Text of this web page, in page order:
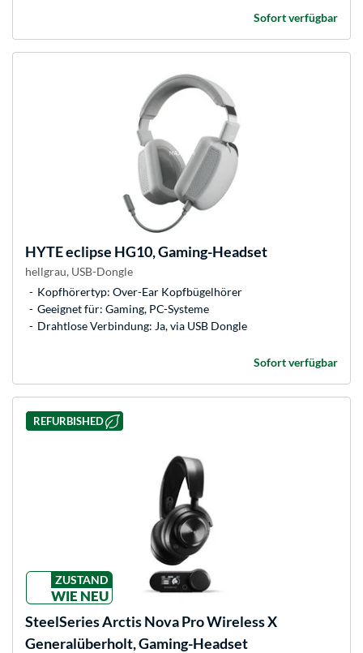
Sofort verfügbar
HYTEeclipse HG10, Gaming-Headset
hellgrau, USB-Dongle
Kopfhörertyp: Over-Ear Kopfbügelhörer
Geeignet für: Gaming, PC-Systeme
Drahtlose Verbindung: Ja, via USB Dongle
Sofort verfügbar
REFURBISHED
ZUSTAND
WIE NEU
SteelSeriesArctis Nova Pro Wireless X
Generalüberholt, Gaming-Headset